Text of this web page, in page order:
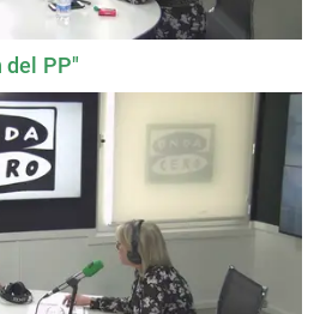
del PP"